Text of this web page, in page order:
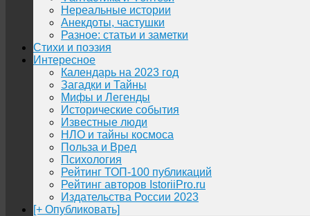
Нереальные истории
Анекдоты, частушки
Разное: статьи и заметки
Стихи и поэзия
Интересное
Календарь на 2023 год
Загадки и Тайны
Мифы и Легенды
Исторические события
Известные люди
НЛО и тайны космоса
Польза и Вред
Психология
Рейтинг ТОП-100 публикаций
Рейтинг авторов IstoriiPro.ru
Издательства России 2023
[+ Опубликовать]